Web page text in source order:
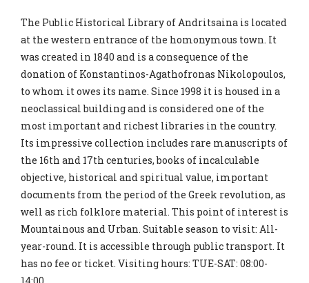
The Public Historical Library of Andritsaina is located
at the western entrance of the homonymous town. It
was created in 1840 and is a consequence of the
donation of Konstantinos-Agathofronas Nikolopoulos,
to whom it owes its name. Since 1998 it is housed in a
neoclassical building and is considered one of the
most important and richest libraries in the country.
Its impressive collection includes rare manuscripts of
the 16th and 17th centuries, books of incalculable
objective, historical and spiritual value, important
documents from the period of the Greek revolution, as
well as rich folklore material. This point of interest is
Mountainous and Urban. Suitable season to visit: All-
year-round. It is accessible through public transport. It
has no fee or ticket. Visiting hours: TUE-SAT: 08:00-